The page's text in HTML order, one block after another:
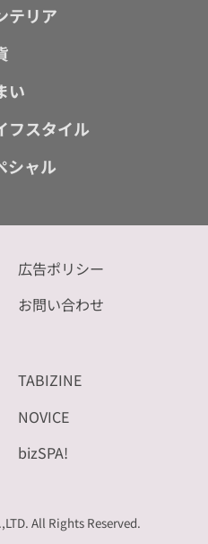
テリア
い
フスタイル
シャル
広告ポリシー
お問い合わせ
TABIZINE
NOVICE
bizSPA!
All Rights Reserved.